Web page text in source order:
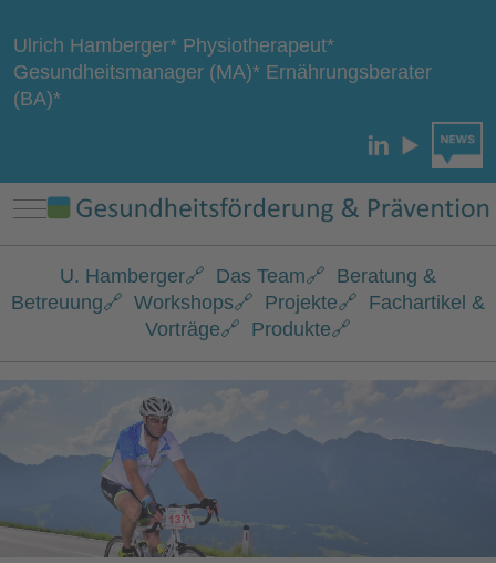
Ulrich Hamberger* Physiotherapeut*
Gesundheitsmanager (MA)* Ernährungsberater
(BA)*
Mobile Menu Toggle
U. Hamberger🔗 Das Team🔗 Beratung &
Betreuung🔗 Workshops🔗 Projekte🔗 Fachartikel &
Vorträge🔗 Produkte🔗